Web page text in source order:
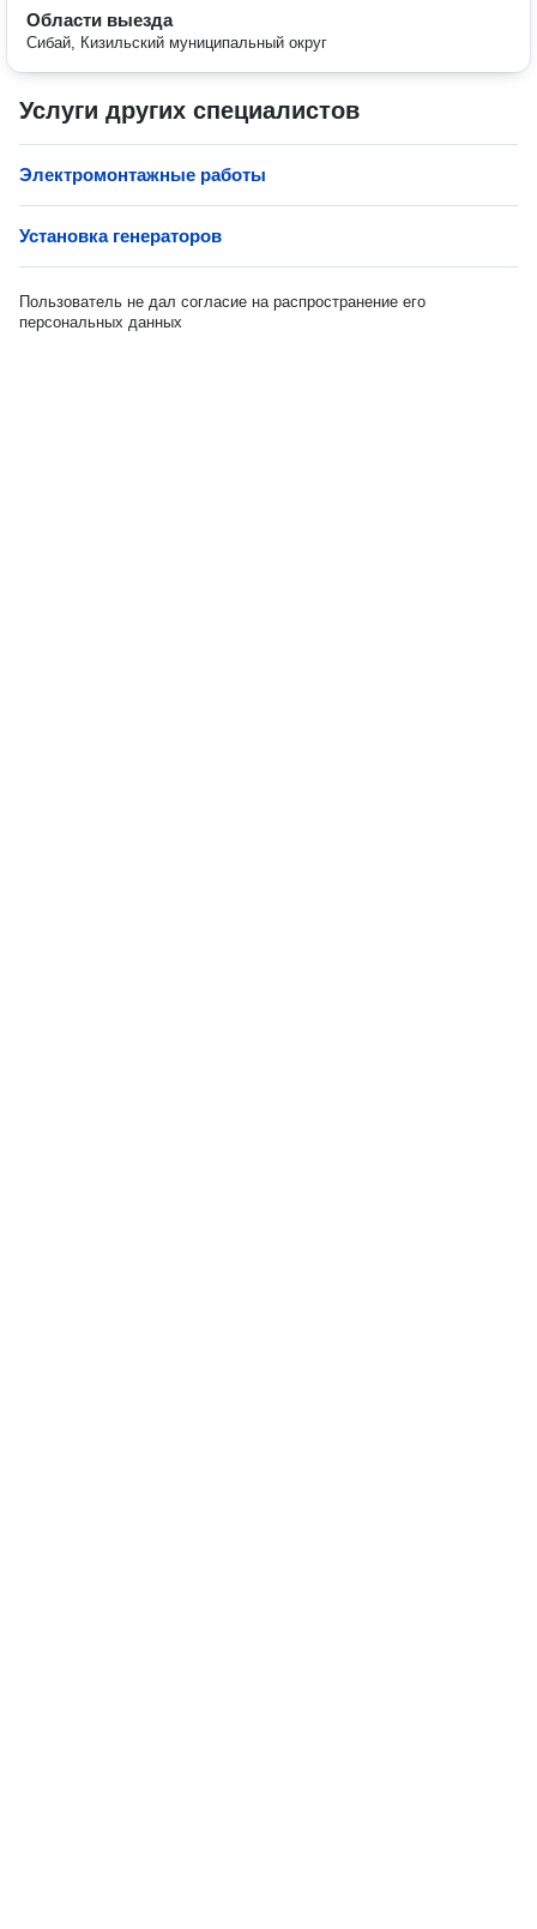
Области выезда
Сибай, Кизильский муниципальный округ
Услуги других специалистов
Электромонтажные работы
Установка генераторов
Пользователь не дал согласие на распространение его
персональных данных